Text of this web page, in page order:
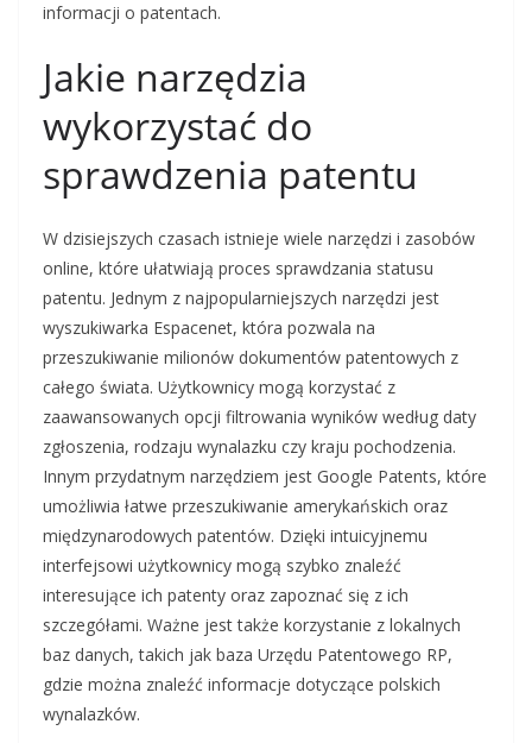
informacji o patentach.
Jakie narzędzia
wykorzystać do
sprawdzenia patentu
W dzisiejszych czasach istnieje wiele narzędzi i zasobów
online, które ułatwiają proces sprawdzania statusu
patentu. Jednym z najpopularniejszych narzędzi jest
wyszukiwarka Espacenet, która pozwala na
przeszukiwanie milionów dokumentów patentowych z
całego świata. Użytkownicy mogą korzystać z
zaawansowanych opcji filtrowania wyników według daty
zgłoszenia, rodzaju wynalazku czy kraju pochodzenia.
Innym przydatnym narzędziem jest Google Patents, które
umożliwia łatwe przeszukiwanie amerykańskich oraz
międzynarodowych patentów. Dzięki intuicyjnemu
interfejsowi użytkownicy mogą szybko znaleźć
interesujące ich patenty oraz zapoznać się z ich
szczegółami. Ważne jest także korzystanie z lokalnych
baz danych, takich jak baza Urzędu Patentowego RP,
gdzie można znaleźć informacje dotyczące polskich
wynalazków.